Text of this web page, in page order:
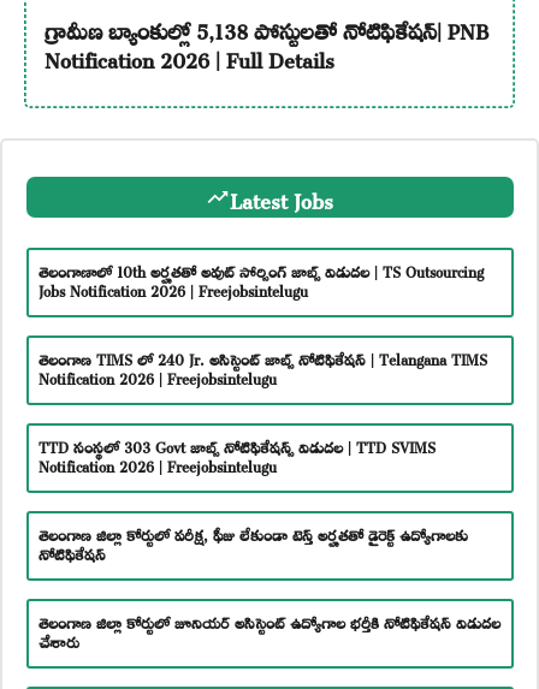
గ్రామీణ బ్యాంకుల్లో 5,138 పోస్టులతో నోటిఫికేషన్| PNB
Notification 2026 | Full Details
Latest Jobs
తెలంగాణాలో 10th అర్హతతో అవుట్ సోర్సింగ్ జాబ్స్ విడుదల | TS Outsourcing
Jobs Notification 2026 | Freejobsintelugu
తెలంగాణ TIMS లో 240 Jr. అసిస్టెంట్ జాబ్స్ నోటిఫికేషన్ | Telangana TIMS
Notification 2026 | Freejobsintelugu
TTD సంస్థలో 303 Govt జాబ్స్ నోటిఫికేషన్స్ విడుదల | TTD SVIMS
Notification 2026 | Freejobsintelugu
తెలంగాణ జిల్లా కోర్టులో పరీక్ష, ఫీజు లేకుండా టెన్త్ అర్హతతో డైరెక్ట్ ఉద్యోగాలకు
నోటిఫికేషన్
తెలంగాణ జిల్లా కోర్టులో జూనియర్ అసిస్టెంట్ ఉద్యోగాల భర్తీకి నోటిఫికేషన్ విడుదల
చేశారు